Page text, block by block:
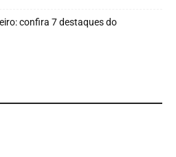
confira 7 destaques do